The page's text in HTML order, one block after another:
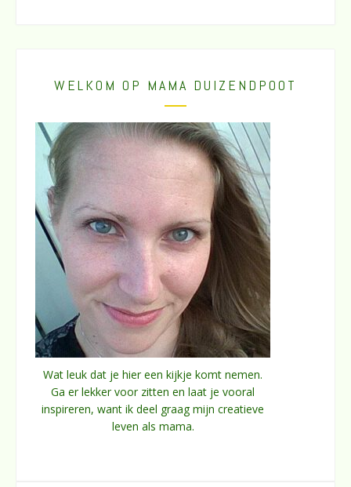
WELKOM OP MAMA DUIZENDPOOT
Wat leuk dat je hier een kijkje komt nemen.
Ga er lekker voor zitten en laat je vooral
inspireren, want ik deel graag mijn creatieve
leven als mama.